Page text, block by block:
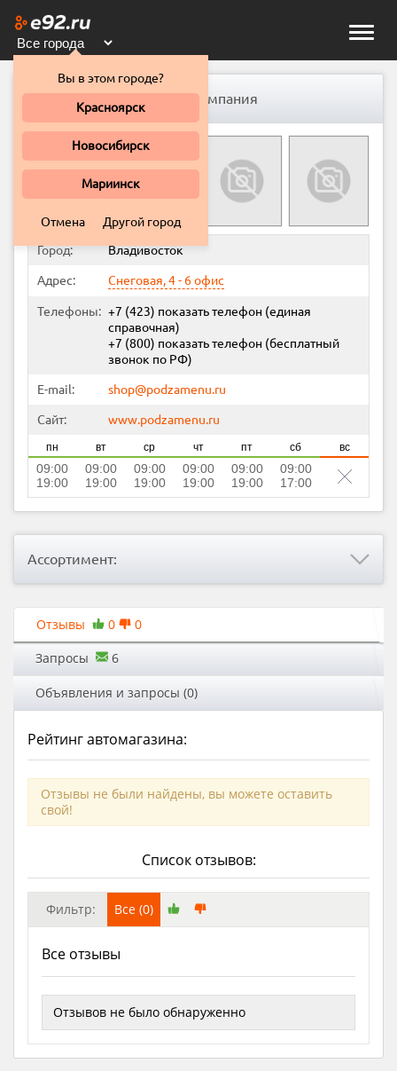
Toggle
Вы в этом городе?
Красноярск
Новосибирск
Мариинск
Отмена Другой город
Подзамену.РУ, торговая компания
Город: Владивосток
Адрес: Снеговая, 4 - 6 офис
Телефоны: +7 (423) показать телефон (единая
справочная)
+7 (800) показать телефон (бесплатный
звонок по РФ)
E-mail: shop@podzamenu.ru
Сайт: www.podzamenu.ru
пн вт ср чт пт сб вс
09:00
19:00
09:00
19:00
09:00
19:00
09:00
19:00
09:00
19:00
09:00
17:00
Ассортимент:
Отзывы 0 0
Запросы 6
Объявления и запросы (0)
Рейтинг автомагазина:
Отзывы не были найдены, вы можете оставить
свой!
Список отзывов:
Фильтр: Все (0)
Все отзывы
Отзывов не было обнаруженно